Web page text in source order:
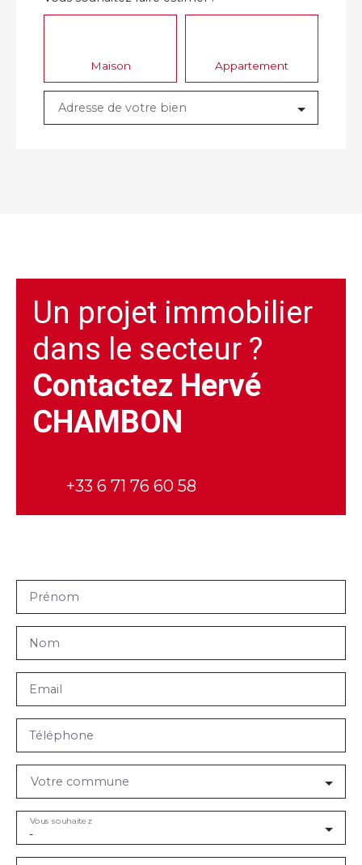
Maison Appartement
Adresse de votre bien
Un projet immobilier
dans le secteur ?
Contactez Hervé
CHAMBON
+33 6 71 76 60 58
Prénom
Nom
Email
Téléphone
Votre commune
-
Vous souhaitez